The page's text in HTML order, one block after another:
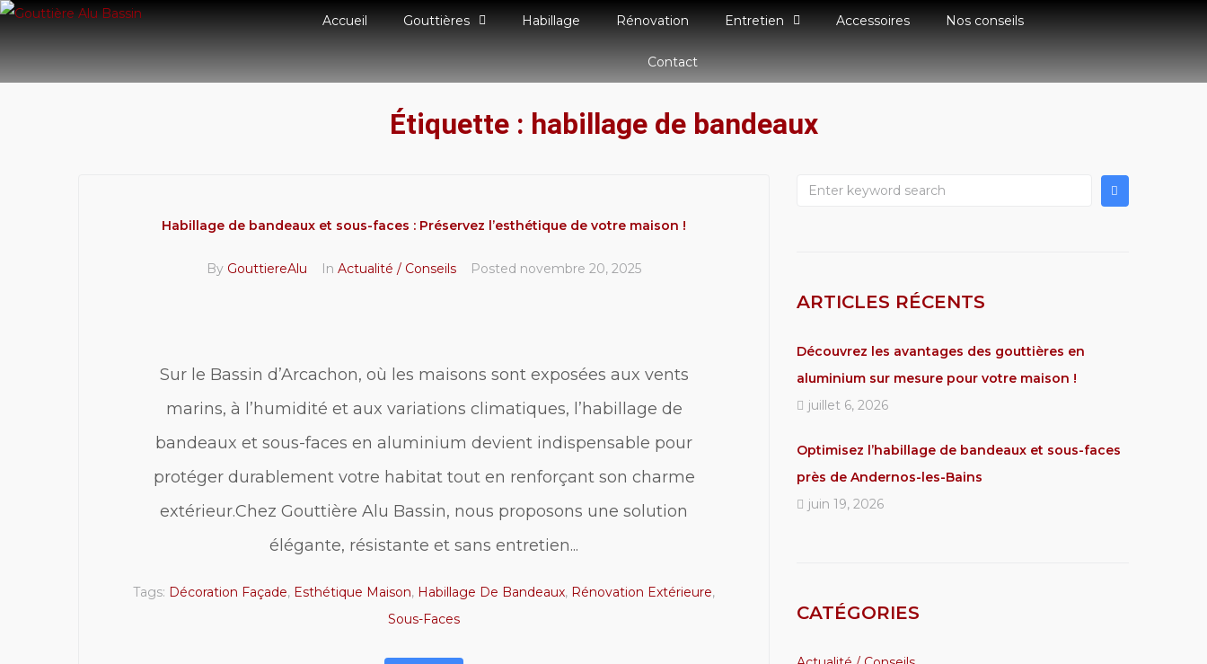
Accueil Gouttières Habillage Rénovation Entretien Accessoires Nos conseils
Contact
Étiquette : habillage de bandeaux
Habillage de bandeaux et sous-faces : Préservez l’esthétique de votre maison !
By GouttiereAlu In Actualité / Conseils Posted novembre 20, 2025
Sur le Bassin d’Arcachon, où les maisons sont exposées aux vents
marins, à l’humidité et aux variations climatiques, l’habillage de
bandeaux et sous-faces en aluminium devient indispensable pour
protéger durablement votre habitat tout en renforçant son charme
extérieur.Chez Gouttière Alu Bassin, nous proposons une solution
élégante, résistante et sans entretien...
Tags: Décoration Façade, Esthétique Maison, Habillage De Bandeaux, Rénovation Extérieure,
Sous-Faces
ARTICLES RÉCENTS
Découvrez les avantages des gouttières en
aluminium sur mesure pour votre maison !
juillet 6, 2026
Optimisez l’habillage de bandeaux et sous-faces
près de Andernos-les-Bains
juin 19, 2026
CATÉGORIES